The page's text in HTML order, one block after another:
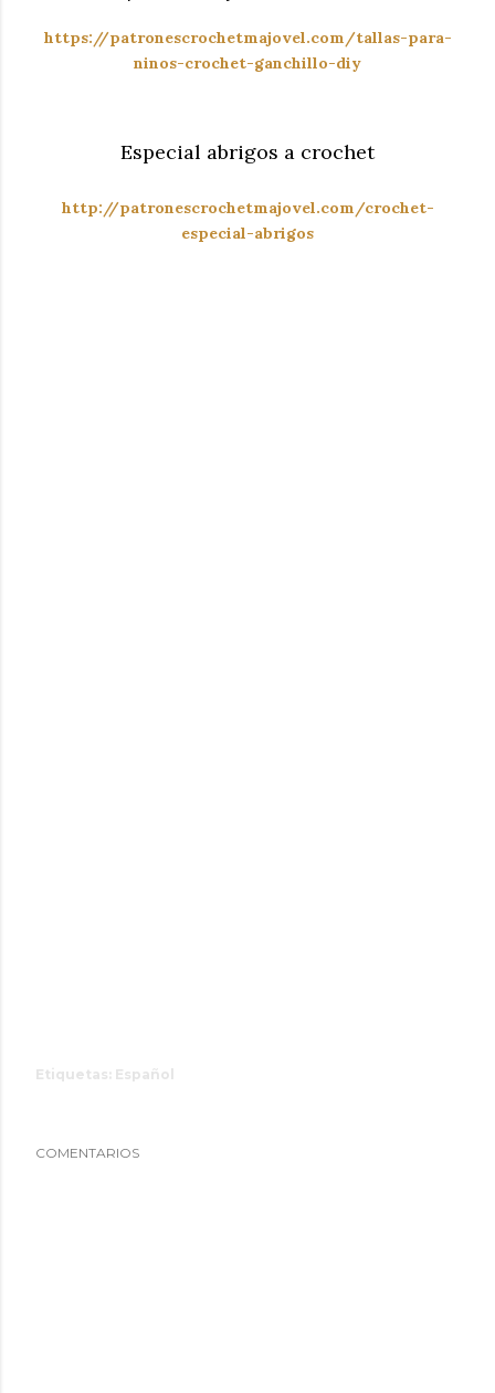
https://patronescrochetmajovel.com/tallas-para-
ninos-crochet-ganchillo-diy
Especial abrigos a crochet
http://patronescrochetmajovel.com/crochet-
especial-abrigos
Etiquetas: Español
COMENTARIOS